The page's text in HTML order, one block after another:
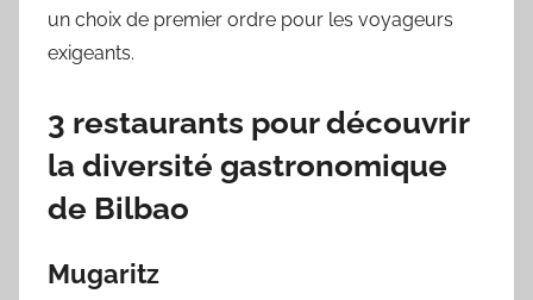
un choix de premier ordre pour les voyageurs
exigeants.
3 restaurants pour découvrir
la diversité gastronomique
de Bilbao
Mugaritz